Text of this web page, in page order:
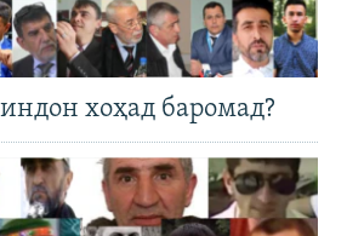
хоҳад баромад?